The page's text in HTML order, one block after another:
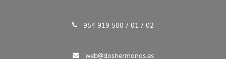
954 919 500 / 01 / 02
web@doshermanas.es